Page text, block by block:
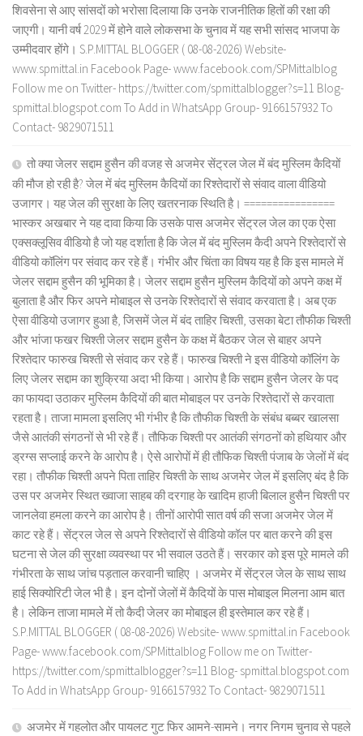
शिवसेना से आए सांसदों को भरोसा दिलाया कि उनके राजनीतिक हितों की रक्षा की
जाएगी। यानी वर्ष 2029 में होने वाले लोकसभा के चुनाव में यह सभी सांसद भाजपा के
उम्मीदवार होंगे। S.P.MITTAL BLOGGER ( 08-08-2026) Website-
www.spmittal.in Facebook Page- www.facebook.com/SPMittalblog
Follow me on Twitter- https://twitter.com/spmittalblogger?s=11 Blog-
spmittal.blogspot.com To Add in WhatsApp Group- 9166157932 To
Contact- 9829071511
तो क्या जेलर सद्दाम हुसैन की वजह से अजमेर सेंट्रल जेल में बंद मुस्लिम कैदियों
की मौज हो रही है? जेल में बंद मुस्लिम कैदियों का रिश्तेदारों से संवाद वाला वीडियो
उजागर। यह जेल की सुरक्षा के लिए खतरनाक स्थिति है। ================
भास्कर अखबार ने यह दावा किया कि उसके पास अजमेर सेंट्रल जेल का एक ऐसा
एक्सक्लूसिव वीडियो है जो यह दर्शाता है कि जेल में बंद मुस्लिम कैदी अपने रिश्तेदारों से
वीडियो कॉलिंग पर संवाद कर रहे हैं। गंभीर और चिंता का विषय यह है कि इस मामले में
जेलर सद्दाम हुसैन की भूमिका है। जेलर सद्दाम हुसैन मुस्लिम कैदियों को अपने कक्ष में
बुलाता है और फिर अपने मोबाइल से उनके रिश्तेदारों से संवाद करवाता है। अब एक
ऐसा वीडियो उजागर हुआ है, जिसमें जेल में बंद ताहिर चिश्ती, उसका बेटा तौफीक चिश्ती
और भांजा फखर चिश्ती जेलर सद्दाम हुसैन के कक्ष में बैठकर जेल से बाहर अपने
रिश्तेदार फारुख चिश्ती से संवाद कर रहे हैं। फारुख चिश्ती ने इस वीडियो कॉलिंग के
लिए जेलर सद्दाम का शुक्रिया अदा भी किया। आरोप है कि सद्दाम हुसैन जेलर के पद
का फायदा उठाकर मुस्लिम कैदियों की बात मोबाइल पर उनके रिश्तेदारों से करवाता
रहता है। ताजा मामला इसलिए भी गंभीर है कि तौफीक चिश्ती के संबंध बब्बर खालसा
जैसे आतंकी संगठनों से भी रहे हैं। तौफिक चिश्ती पर आतंकी संगठनों को हथियार और
ड्रग्स सप्लाई करने के आरोप है। ऐसे आरोपों में ही तौफिक चिश्ती पंजाब के जेलों में बंद
रहा। तौफीक चिश्ती अपने पिता ताहिर चिश्ती के साथ अजमेर जेल में इसलिए बंद है कि
उस पर अजमेर स्थित ख्वाजा साहब की दरगाह के खादिम हाजी बिलाल हुसैन चिश्ती पर
जानलेवा हमला करने का आरोप है। तीनों आरोपी सात वर्ष की सजा अजमेर जेल में
काट रहे हैं। सेंट्रल जेल से अपने रिश्तेदारों से वीडियो कॉल पर बात करने की इस
घटना से जेल की सुरक्षा व्यवस्था पर भी सवाल उठते हैं। सरकार को इस पूरे मामले की
गंभीरता के साथ जांच पड़ताल करवानी चाहिए । अजमेर में सेंट्रल जेल के साथ साथ
हाई सिक्योरिटी जेल भी है। इन दोनों जेलों में कैदियों के पास मोबाइल मिलना आम बात
है। लेकिन ताजा मामले में तो कैदी जेलर का मोबाइल ही इस्तेमाल कर रहे हैं।
S.P.MITTAL BLOGGER ( 08-08-2026) Website- www.spmittal.in Facebook
Page- www.facebook.com/SPMittalblog Follow me on Twitter-
https://twitter.com/spmittalblogger?s=11 Blog- spmittal.blogspot.com
To Add in WhatsApp Group- 9166157932 To Contact- 9829071511
अजमेर में गहलोत और पायलट गुट फिर आमने-सामने। नगर निगम चुनाव से पहले